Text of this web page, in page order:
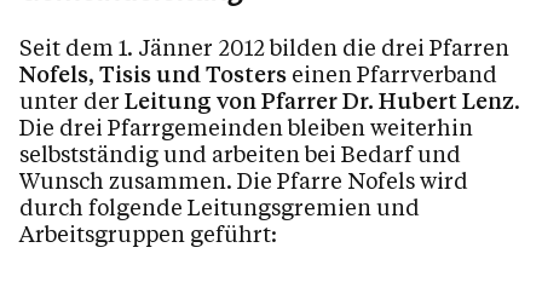
Kalender
Personen
Kontakt
Seit dem 1. Jänner 2012 bilden die drei Pfarren
Nofels, Tisis und Tosters einen Pfarrverband
unter der Leitung von Pfarrer Dr. Hubert Lenz.
Die drei Pfarrgemeinden bleiben weiterhin
selbstständig und arbeiten bei Bedarf und
Wunsch zusammen. Die Pfarre Nofels wird
durch folgende Leitungsgremien und
Arbeitsgruppen geführt: